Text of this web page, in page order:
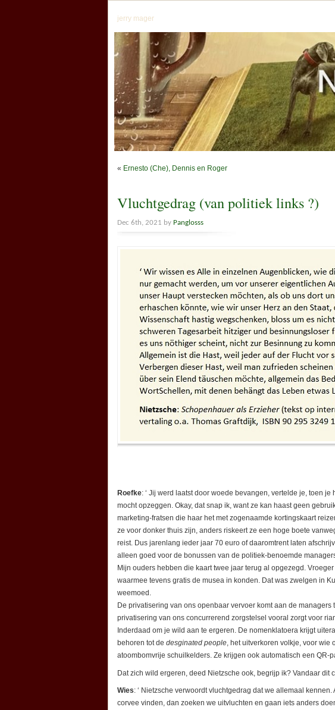
jerry mager
« Ernesto (Che), Dennis en Roger
Vluchtgedrag (van politiek links ?)
Dec 6th, 2021 by Panglosss
Roefke: ‘ Jij werd laatst door woede bevangen, vertelde je, toen
mocht opzeggen. Okay, dat snap ik, want ze kan haast geen
marketing-fratsen die haar het met zogenaamde kortingskaart
ze voor donker thuis zijn, anders riskeert ze een hoge boete
reist. Dus jarenlang ieder jaar 70 euro of daaromtrent laten
alleen goed voor de bonussen van de politiek-benoemde
Mijn ouders hebben die kaart twee jaar terug al opgezegd.
waarmee tevens gratis de musea in konden. Dat was zwelgen in
weemoed.
De privatisering van ons openbaar vervoer komt aan de
privatisering van ons concurrerend zorgstelsel vooral zorgt voor
Inderdaad om je wild aan te ergeren. De nomenklatoera krijgt
behoren tot de desginated people, het uitverkoren volkje, voor wie
atoombomvrije schuilkelders. Ze krijgen ook automatisch een QR-
Dat zich wild ergeren, deed Nietzsche ook, begrijp ik? Vandaar dit
Wies: ‘ Nietzsche verwoordt vluchtgedrag dat we allemaal
corvee vinden, dan zoeken we uitvluchten en gaan iets anders